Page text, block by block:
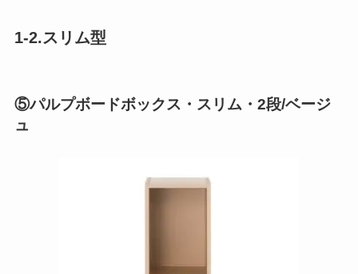
1-2.スリム型
⑤パルプボードボックス・スリム・2段/ベージ
ュ